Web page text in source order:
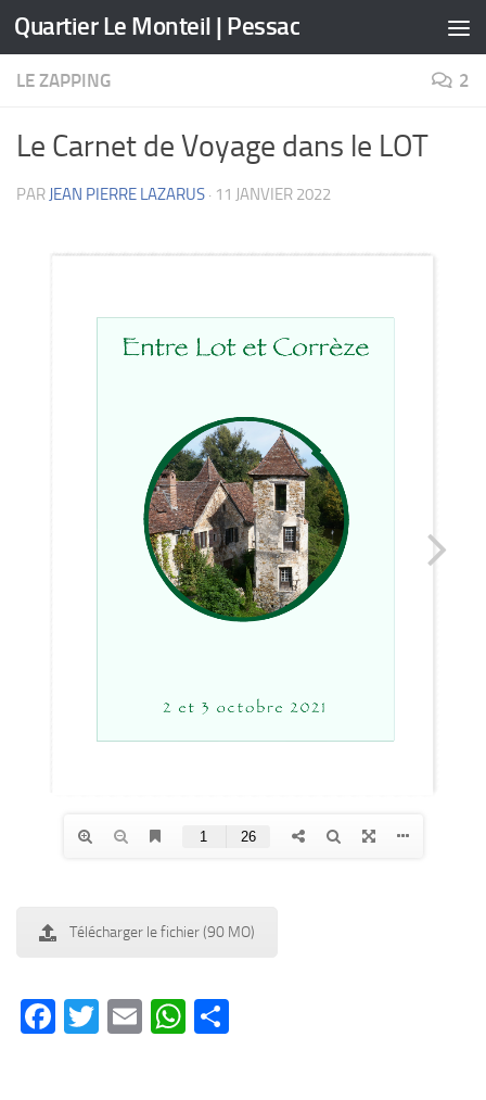
Skip to content
Quartier Le Monteil | Pessac
LE ZAPPING 2
Le Carnet de Voyage dans le LOT
PAR JEAN PIERRE LAZARUS · 11 JANVIER 2022
Télécharger le fichier (90 MO)
Facebook
Twitter
EmailWhatsApp